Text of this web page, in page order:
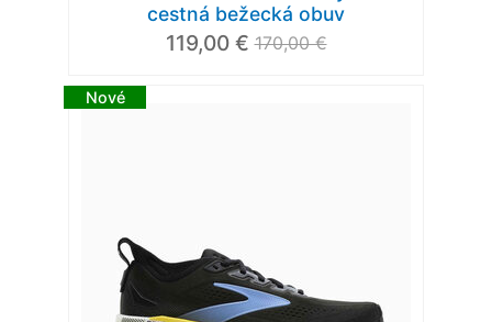
cestná bežecká obuv
119,00 € 170,00 €
Nové